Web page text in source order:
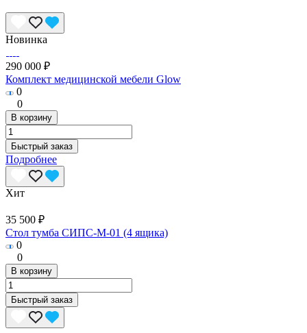
Новинка
290 000 ₽
Комплект медицинской мебели Glow
0
0
В корзину
Быстрый заказ
Подробнее
Хит
35 500 ₽
Стол тумба СИПС-М-01 (4 ящика)
0
0
В корзину
Быстрый заказ